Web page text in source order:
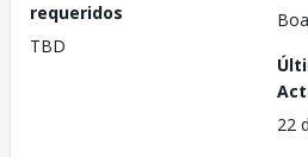
requeridos
TBD
22